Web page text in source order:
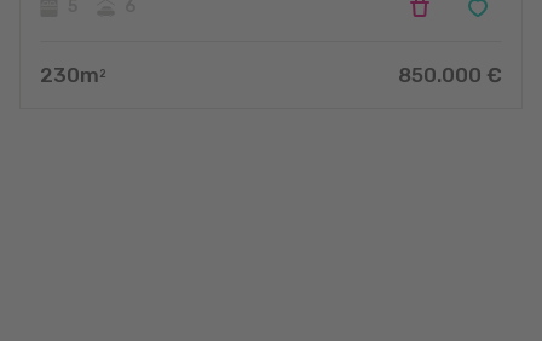
230m 2 850.000 €